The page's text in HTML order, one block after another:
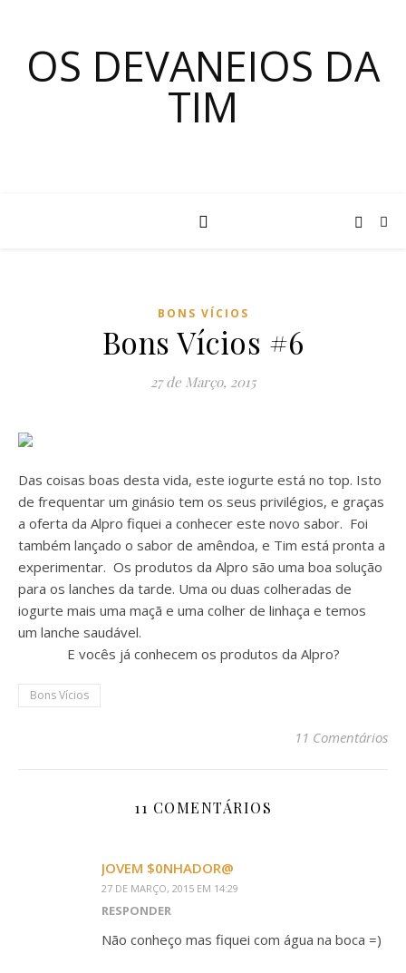
OS DEVANEIOS DA
TIM
BONS VÍCIOS
Bons Vícios #6
27 de Março, 2015
Das coisas boas desta vida, este iogurte está no top. Isto
de frequentar um ginásio tem os seus privilégios, e graças
a oferta da Alpro fiquei a conhecer este novo sabor. Foi
também lançado o sabor de amêndoa, e Tim está pronta a
experimentar. Os produtos da Alpro são uma boa solução
para os lanches da tarde. Uma ou duas colheradas de
iogurte mais uma maçã e uma colher de linhaça e temos
um lanche saudável.
E vocês já conhecem os produtos da Alpro?
Bons Vícios
11 Comentários
11 COMENTÁRIOS
JOVEM $0NHADOR@
27 DE MARÇO, 2015 EM 14:29
RESPONDER
Não conheço mas fiquei com água na boca =)